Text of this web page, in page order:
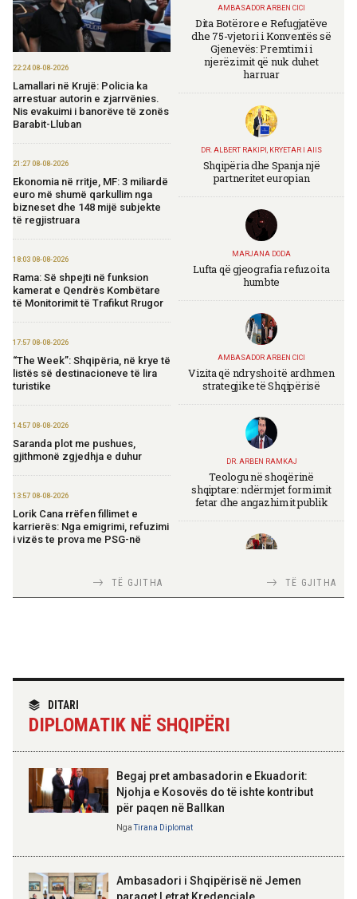
22:24 08-08-2026
Lamallari në Krujë: Policia ka
arrestuar autorin e zjarrvënies.
Nis evakuimi i banorëve të zonës
Barabit-Lluban
21:27 08-08-2026
Ekonomia në rritje, MF: 3 miliardë
euro më shumë qarkullim nga
bizneset dhe 148 mijë subjekte
të regjistruara
18:03 08-08-2026
Rama: Së shpejti në funksion
kamerat e Qendrës Kombëtare
të Monitorimit të Trafikut Rrugor
17:57 08-08-2026
“The Week”: Shqipëria, në krye të
listës së destinacioneve të lira
turistike
14:57 08-08-2026
Saranda plot me pushues,
gjithmonë zgjedhja e duhur
13:57 08-08-2026
Lorik Cana rrëfen fillimet e
karrierës: Nga emigrimi, refuzimi
i vizës te prova me PSG-në
Vijojnë punimet për Muzeun
lartë për zjarre në tetë qarqe
seminari i leximit mbi librin e Xi
Jinpingut për qeverisjen e Kinës
Armatosura me mjete taktike
“Made in Albania”
TË GJITHA
AMBASADOR ARBEN CICI
Dita Botërore e Refugjatëve
dhe 75-vjetori i Konventës së
Gjenevës: Premtimi i
njerëzimit që nuk duhet
harruar
DR. ALBERT RAKIPI, KRYETAR I AIIS
Shqipëria dhe Spanja një
partneritet europian
MARJANA DODA
Lufta që gjeografia refuzoi ta
humbte
AMBASADOR ARBEN CICI
Vizita që ndryshoi të ardhmen
strategjike të Shqipërisë
DR. ARBEN RAMKAJ
Teologu në shoqërinë
shqiptare: ndërmjet formimit
fetar dhe angazhimit publik
TIRANA DIPLOMAT
TIRANA DIPLOMAT
Skënderbeut dhe Ismail
TË GJITHA
DITARI
DIPLOMATIK NË SHQIPËRI
Begaj pret ambasadorin e Ekuadorit:
Njohja e Kosovës do të ishte kontribut
për paqen në Ballkan
NgaTirana Diplomat
Ambasadori i Shqipërisë në Jemen
paraqet Letrat Kredenciale